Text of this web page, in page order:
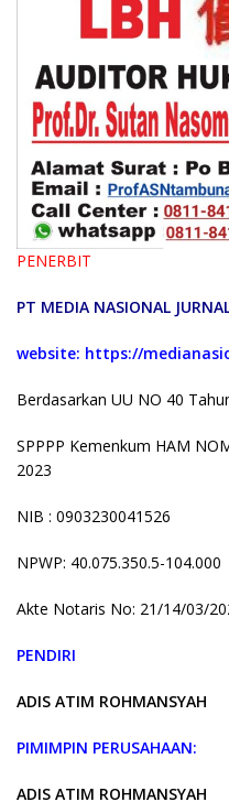
PENERBIT
PT MEDIA NASIONAL
website: https://
Berdasarkan UU NO 40
SPPPP Kemenkum HAM
2023
NIB : 0903230041526
NPWP: 40.075.350.5-104.000
Akte Notaris No: 21/14/03/
PENDIRI
ADIS ATIM ROHMANSYAH
PIMIMPIN PERUSAHAAN:
ADIS ATIM ROHMANSYAH